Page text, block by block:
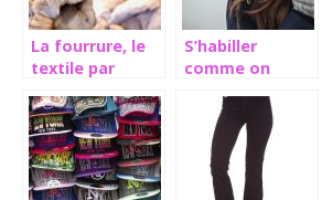
La fourrure, le
textile par
la mode d’hiver
S’habiller
comme on
garantie du
bonheur